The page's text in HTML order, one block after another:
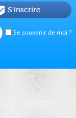
Se souvenir de moi ?
S'inscrire